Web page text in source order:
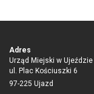
Adres
Urząd Miejski w Ujeździe
ul. Plac Kościuszki 6
97-225 Ujazd